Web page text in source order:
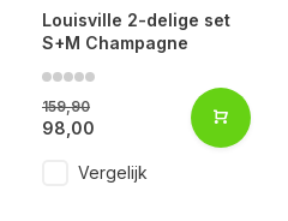
Louisville 2-delige set
S+M Champagne
159,90
98,00
Vergelijk